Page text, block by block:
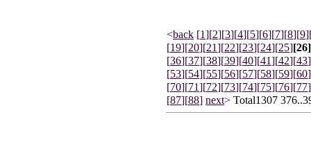
<back [1][2][3][4][5][6][7][8][9]
[19][20][21][22][23][24][25][26]
[36][37][38][39][40][41][42][43]
[53][54][55][56][57][58][59][60]
[70][71][72][73][74][75][76][77]
[87][88] next> Total1307